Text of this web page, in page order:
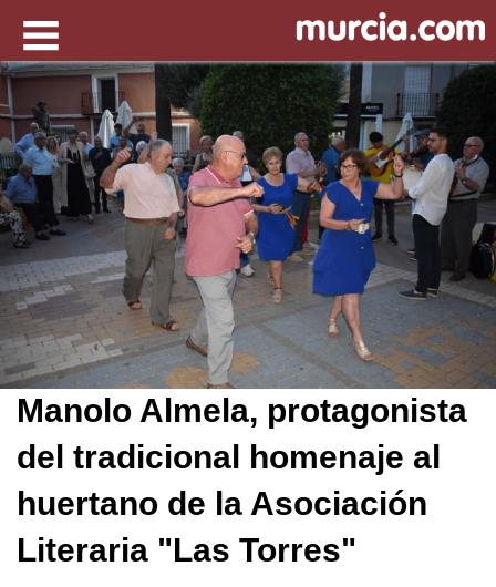
Manolo Almela, protagonista
del tradicional homenaje al
huertano de la Asociación
Literaria "Las Torres"